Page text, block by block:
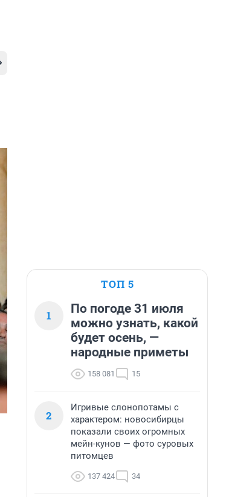
ТОП 5
1
По погоде 31 июля
можно узнать, какой
будет осень, —
народные приметы
158 081 15
2
Игривые слонопотамы с
характером: новосибирцы
показали своих огромных
мейн-кунов — фото суровых
питомцев
137 424 34